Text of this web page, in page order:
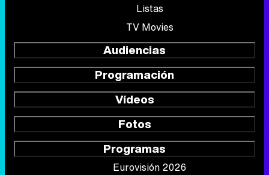
Listas
TV Movies
Audiencias
Programación
Vídeos
Fotos
Programas
Eurovisión 2026